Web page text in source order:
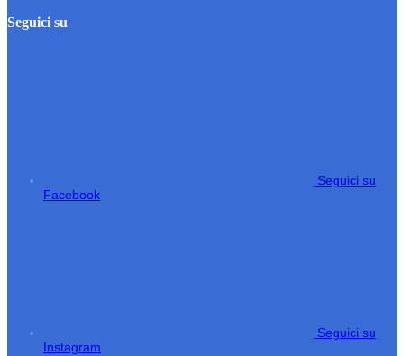
Seguici su
Seguici su
Facebook
Seguici su
Instagram